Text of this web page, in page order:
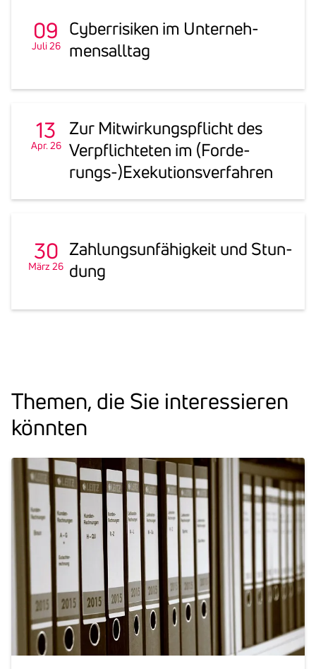
09
Juli 26
Cyber­ri­siken im Unter­neh­
mens­alltag
13
Apr. 26
Zur Mitwir­kungs­pflicht des
Verpflich­teten im (Forde­
rungs-)Exeku­ti­ons­ver­fahren
30
März 26
Zahlungs­un­fä­hig­keit und Stun­
dung
Themen, die Sie inter­es­sieren
könnten